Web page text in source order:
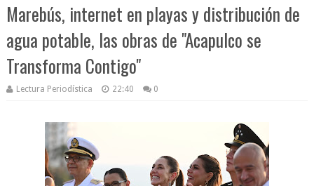
Marebús, internet en playas y distribución de
agua potable, las obras de "Acapulco se
Transforma Contigo"
Lectura Periodística 22:40 0